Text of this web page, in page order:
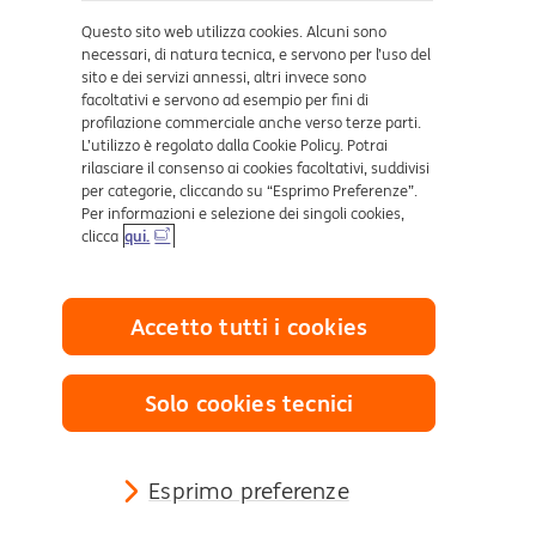
Dove ci trovi
Certificazioni
Collegamenti utili
Mappa del sito
Sezione Privacy
Reclami e Risoluzione delle controversie
Questo sito web utilizza cookies. Alcuni sono
necessari, di natura tecnica, e servono per l’uso del
sito e dei servizi annessi, altri invece sono
facoltativi e servono ad esempio per fini di
profilazione commerciale anche verso terze parti.
L’utilizzo è regolato dalla Cookie Policy. Potrai
rilasciare il consenso ai cookies facoltativi, suddivisi
per categorie, cliccando su “Esprimo Preferenze”.
Per informazioni e selezione dei singoli cookies,
clicca qui.
Esprimo preferenze
Solo cookies tecnici
Accetto tutti i cookies